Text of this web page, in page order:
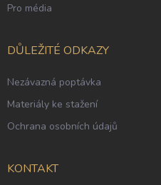
Pro média
DŮLEŽITÉ ODKAZY
Nezávazná poptávka
Materiály ke stažení
Ochrana osobních údajů
KONTAKT